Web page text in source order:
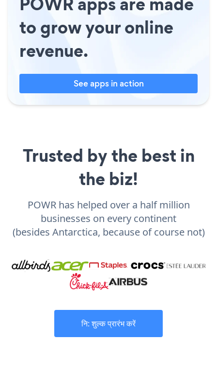
to grow your online
revenue.
See apps in action
Trusted by the best in
the biz!
POWR has helped over a half million
businesses on every continent
(besides Antarctica, because of course not)
नि: शुल्क प्रारंभ करें